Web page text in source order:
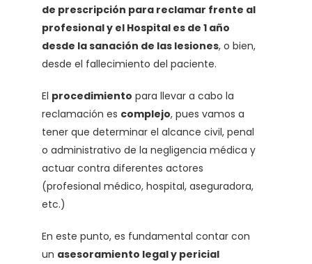
de prescripción para reclamar frente al
profesional y el Hospital es de 1 año
desde la sanación de las lesiones, o bien,
desde el fallecimiento del paciente.
El procedimiento para llevar a cabo la
reclamación es complejo, pues vamos a
tener que determinar el alcance civil, penal
o administrativo de la negligencia médica y
actuar contra diferentes actores
(profesional médico, hospital, aseguradora,
etc.)
En este punto, es fundamental contar con
un asesoramiento legal y pericial